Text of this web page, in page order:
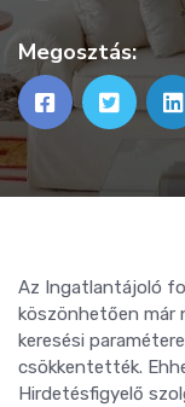
Megosztás:
Az Ingatlantájoló
köszönhetően már
keresési
csökkentették.
Hirdetésfigyelő